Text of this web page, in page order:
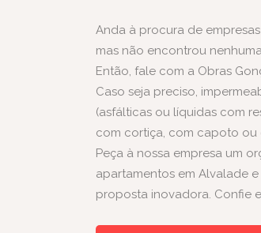
Anda à procura de
mas não encontrou
Então, fale com a Obras
Caso seja preciso,
(asfálticas ou líquidas com
com cortiça, com capoto ou
Peça à nossa empresa um
apartamentos em Alvalade
proposta inovadora. Confie